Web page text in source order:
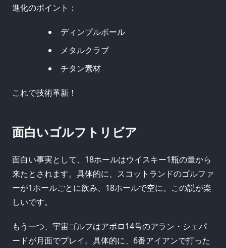
進化のポイント：
ディンプルボール
メタルクラブ
チタン素材
これで技術革新！
面白いゴルフトリビア
面白い事実として、18ホールはウイスキー1瓶の量から
来たとされます。具体的に、スコットランドのゴルファ
ーが1ホールごとに飲み、18ホールで空に。この説が楽
しいです。
もう一つ、宇宙ゴルフはアポロ14号のアラン・シェパ
ードが月面でプレイ。具体的に、6番アイアンで打った